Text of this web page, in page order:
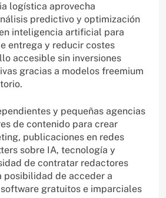
logística aprovecha
predictivo y optimización
inteligencia artificial para
entrega y reducir costes
accesible sin inversiones
gracias a modelos freemium
y pequeñas agencias
de contenido para crear
publicaciones en redes
sobre IA, tecnología y
de contratar redactores
posibilidad de acceder a
gratuitos e imparciales